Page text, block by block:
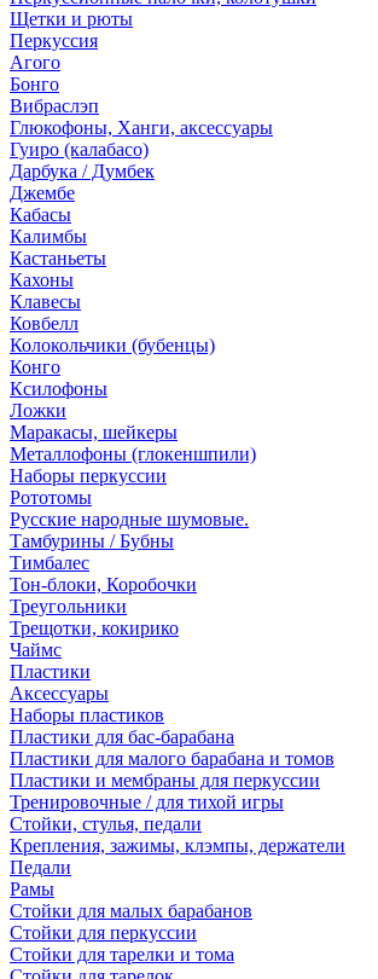
Щетки и рюты
Перкуссия
Агого
Бонго
Вибраслэп
Глюкофоны, Ханги, аксессуары
Гуиро (калабасо)
Дарбука / Думбек
Джембе
Кабасы
Калимбы
Кастаньеты
Кахоны
Клавесы
Ковбелл
Колокольчики (бубенцы)
Конго
Ксилофоны
Ложки
Маракасы, шейкеры
Металлофоны (глокеншпили)
Наборы перкуссии
Рототомы
Русские народные шумовые.
Тамбурины / Бубны
Тимбалес
Тон-блоки, Коробочки
Треугольники
Трещотки, кокирико
Чаймс
Пластики
Аксессуары
Наборы пластиков
Пластики для бас-барабана
Пластики для малого барабана и томов
Пластики и мембраны для перкуссии
Тренировочные / для тихой игры
Стойки, стулья, педали
Крепления, зажимы, клэмпы, держатели
Педали
Рамы
Стойки для малых барабанов
Стойки для перкуссии
Стойки для тарелки и тома